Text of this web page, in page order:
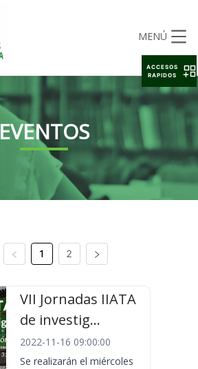
MENÚ
EVENTOS
1 2
VII Jornadas IIATA
de investig...
2022-11-16 09:00:00
Se realizarán el miércoles
ACCESOS
RAPIDOS